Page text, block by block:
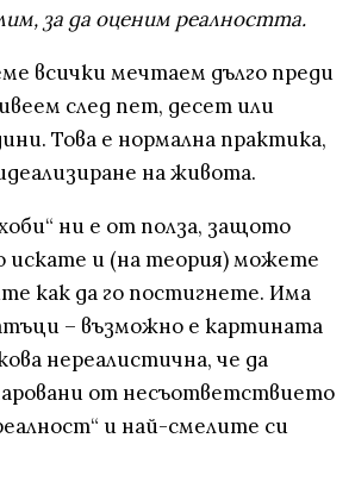
за да оценим реалността.
всички мечтаем дълго преди
след пет, десет или
Това е нормална практика,
на живота.
ни е от полза, защото
искате и (на теория) можете
как да го постигнете. Има
– възможно е картината
нереалистична, че да
от несъответствието
и най-смелите си